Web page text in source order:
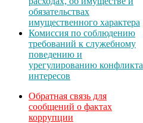
обязательствах
имущественного характера
Комиссия по соблюдению
требований к служебному
поведению и
урегулированию конфликта
интересов
Обратная связь для
сообщений о фактах
коррупции